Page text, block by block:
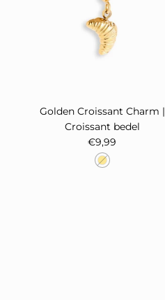
Golden Croissant Charm |
Croissant bedel
Reguliere prijs
€9,99